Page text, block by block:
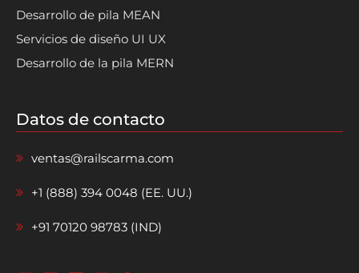
Desarrollo de pila MEAN
Servicios de diseño UI UX
Desarrollo de la pila MERN
Datos de contacto
ventas@railscarma.com
+1 (888) 394 0048 (EE. UU.)
+91 70120 98783 (IND)